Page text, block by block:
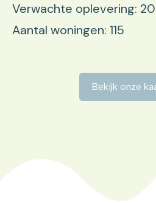
Verwachte oplevering:
Aantal woningen: 115
Bekijk onze